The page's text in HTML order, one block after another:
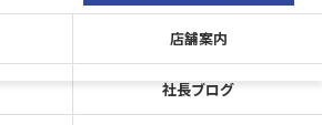
店舗案内
社長ブログ